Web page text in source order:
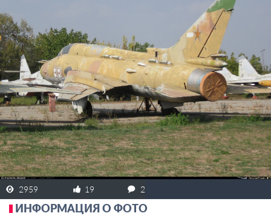
ЗАРЕГИСТРИРОВАТЬСЯ
2959 19 2
ИНФОРМАЦИЯ О ФОТО